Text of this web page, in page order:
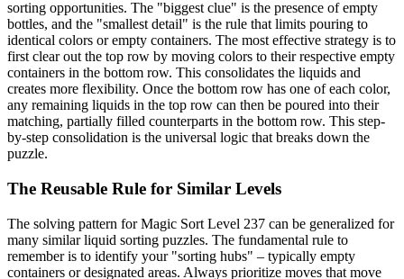
sorting opportunities. The "biggest clue" is the presence of empty
bottles, and the "smallest detail" is the rule that limits pouring to
identical colors or empty containers. The most effective strategy is to
first clear out the top row by moving colors to their respective empty
containers in the bottom row. This consolidates the liquids and
creates more flexibility. Once the bottom row has one of each color,
any remaining liquids in the top row can then be poured into their
matching, partially filled counterparts in the bottom row. This step-
by-step consolidation is the universal logic that breaks down the
puzzle.
The Reusable Rule for Similar Levels
The solving pattern for Magic Sort Level 237 can be generalized for
many similar liquid sorting puzzles. The fundamental rule to
remember is to identify your "sorting hubs" – typically empty
containers or designated areas. Always prioritize moves that move